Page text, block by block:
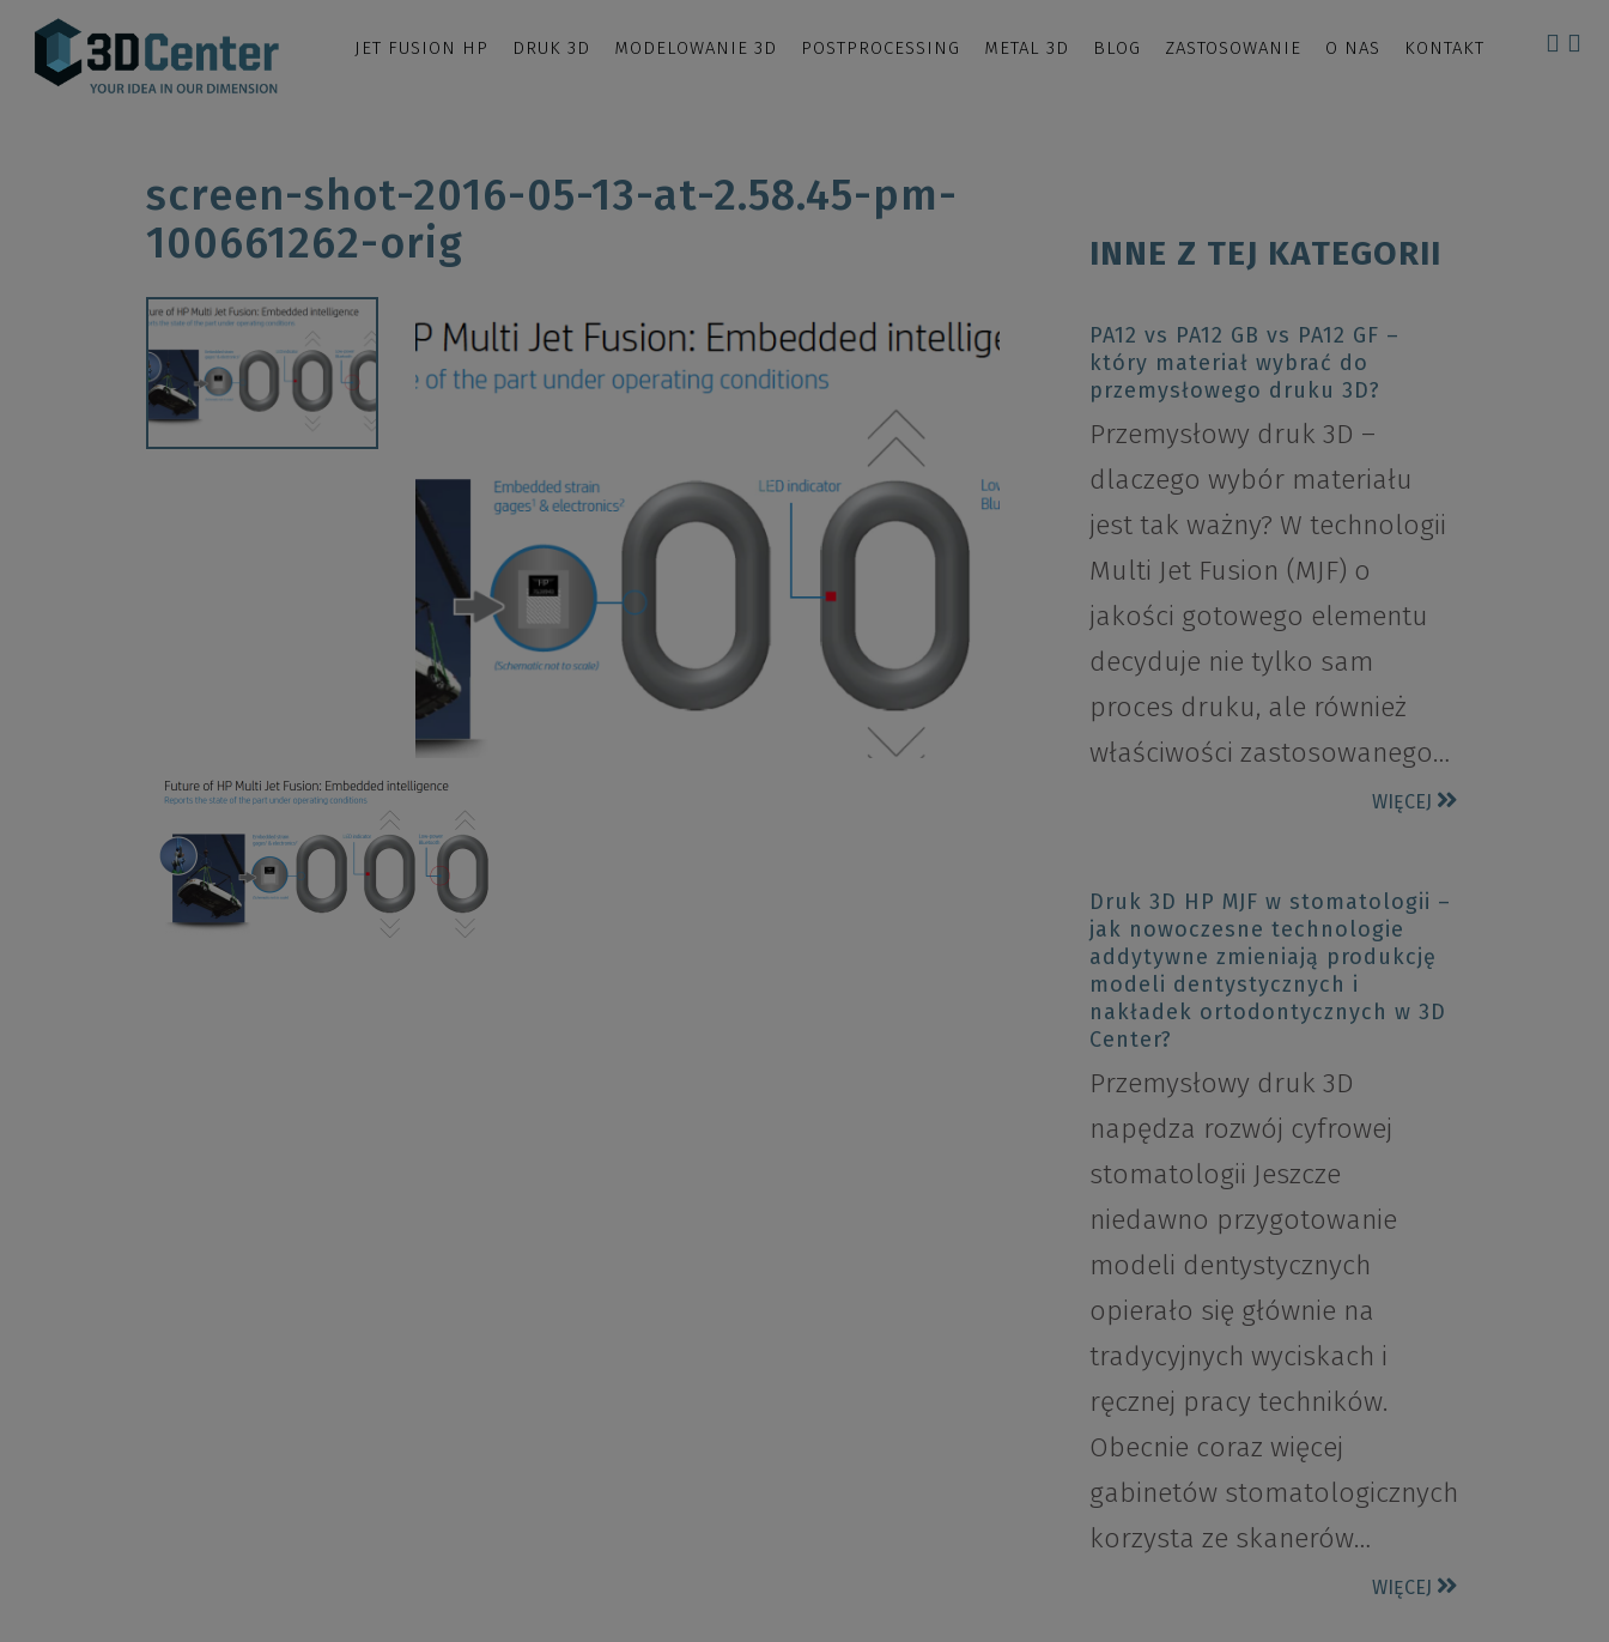
JET FUSION HP DRUK 3D MODELOWANIE 3D POSTPROCESSING METAL 3D BLOG ZASTOSOWANIE O NAS KONTAKT
screen-shot-2016-05-13-at-2.58.45-pm-
100661262-orig
INNE Z TEJ KATEGORII
PA12 vs PA12 GB vs PA12 GF –
który materiał wybrać do
przemysłowego druku 3D?
Przemysłowy druk 3D –
dlaczego wybór materiału
jest tak ważny? W technologii
Multi Jet Fusion (MJF) o
jakości gotowego elementu
decyduje nie tylko sam
proces druku, ale również
właściwości zastosowanego…
WIĘCEJ
Druk 3D HP MJF w stomatologii –
jak nowoczesne technologie
addytywne zmieniają produkcję
modeli dentystycznych i
nakładek ortodontycznych w 3D
Center?
Przemysłowy druk 3D
napędza rozwój cyfrowej
stomatologii Jeszcze
niedawno przygotowanie
modeli dentystycznych
opierało się głównie na
tradycyjnych wyciskach i
ręcznej pracy techników.
Obecnie coraz więcej
gabinetów stomatologicznych
korzysta ze skanerów…
WIĘCEJ